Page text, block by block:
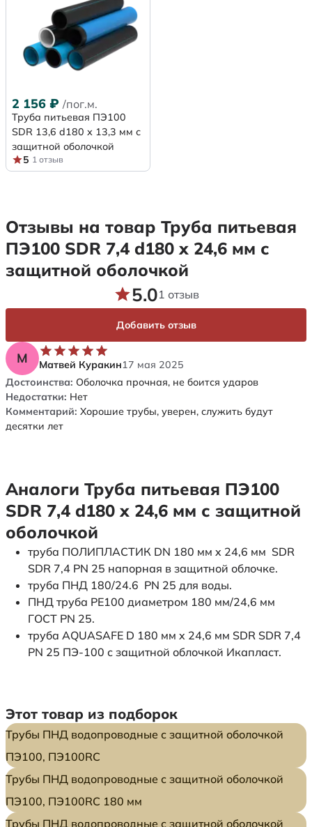
2 156 ₽ /пог.м.
Труба питьевая ПЭ100
SDR 13,6 d180 х 13,3 мм с
защитной оболочкой
5 1 отзыв
Отзывы на товар Труба питьевая
ПЭ100 SDR 7,4 d180 х 24,6 мм с
защитной оболочкой
М Матвей Куракин17 мая 2025
Достоинства: Оболочка прочная, не боится ударов
Недостатки: Нет
Комментарий: Хорошие трубы, уверен, служить будут
десятки лет
5.01 отзыв
Добавить отзыв
Аналоги Труба питьевая ПЭ100
SDR 7,4 d180 х 24,6 мм с защитной
оболочкой
труба ПОЛИПЛАСТИК DN 180 мм x 24,6 мм SDR
SDR 7,4 PN 25 напорная в защитной облочке.
труба ПНД 180/24.6 PN 25 для воды.
ПНД труба PE100 диаметром 180 мм/24,6 мм
ГОСТ PN 25.
труба AQUASAFE D 180 мм x 24,6 мм SDR SDR 7,4
PN 25 ПЭ-100 с защитной облочкой Икапласт.
Этот товар из подборок
Трубы ПНД водопроводные с защитной оболочкой
ПЭ100, ПЭ100RC
Трубы ПНД водопроводные с защитной оболочкой
ПЭ100, ПЭ100RC 180 мм
Трубы ПНД водопроводные с защитной оболочкой